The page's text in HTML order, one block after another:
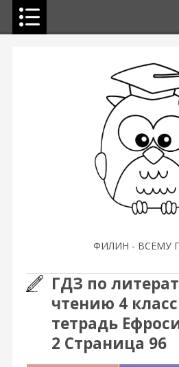
ФИЛИН - ВСЕМУ
ГДЗ по
чтению 4
тетрадь
2 Страница 96